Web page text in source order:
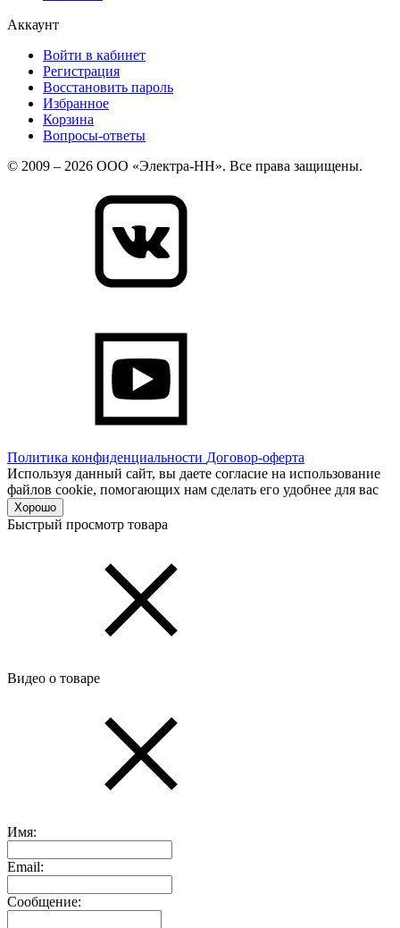
Аккаунт
Войти в кабинет
Регистрация
Восстановить пароль
Избранное
Корзина
Вопросы-ответы
© 2009 – 2026 ООО «Электра-НН». Все права защищены.
Политика конфиденциальности Договор-оферта
Используя данный сайт, вы даете согласие на использование
файлов cookie, помогающих нам сделать его удобнее для вас
Хорошо
Быстрый просмотр товара
Видео о товаре
Имя:
Email:
Сообщение: